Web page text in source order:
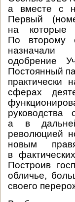
а вместе с
Первый
на которые
По второму
назначали
одобрение
Постоянный
практически
сферах
а в
революцией
новым
в
Построив
обличье,
своего